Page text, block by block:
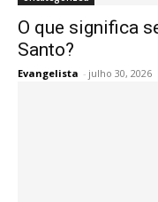
O que significa
Santo?
Evangelista - julho 30, 2026